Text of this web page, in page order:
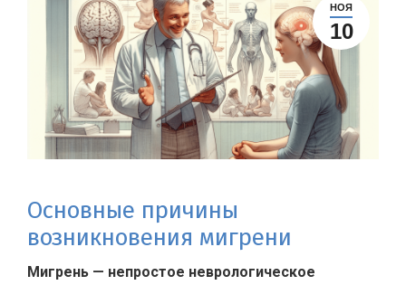
НОЯ
10
Основные причины
возникновения мигрени
Мигрень — непростое неврологическое